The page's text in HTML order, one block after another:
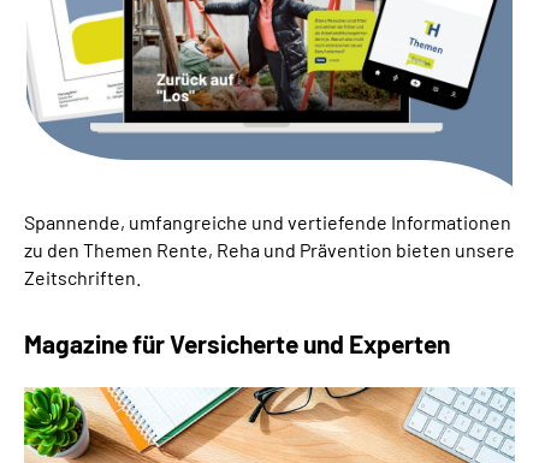
Online-Services
Suche
Language
Leichte Sprache
Spannende, umfangreiche und vertiefende Informationen
zu den Themen Rente, Reha und Prävention bieten unsere
Zeitschriften.
Magazine für Versicherte und Experten